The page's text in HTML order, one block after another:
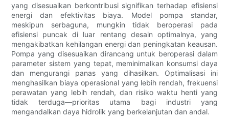
yang disesuaikan berkontribusi signifikan terhadap efisiensi
energi dan efektivitas biaya. Model pompa standar,
meskipun serbaguna, mungkin tidak beroperasi pada
efisiensi puncak di luar rentang desain optimalnya, yang
mengakibatkan kehilangan energi dan peningkatan keausan.
Pompa yang disesuaikan dirancang untuk beroperasi dalam
parameter sistem yang tepat, meminimalkan konsumsi daya
dan mengurangi panas yang dihasilkan. Optimalisasi ini
menghasilkan biaya operasional yang lebih rendah, frekuensi
perawatan yang lebih rendah, dan risiko waktu henti yang
tidak terduga—prioritas utama bagi industri yang
mengandalkan daya hidrolik yang berkelanjutan dan andal.